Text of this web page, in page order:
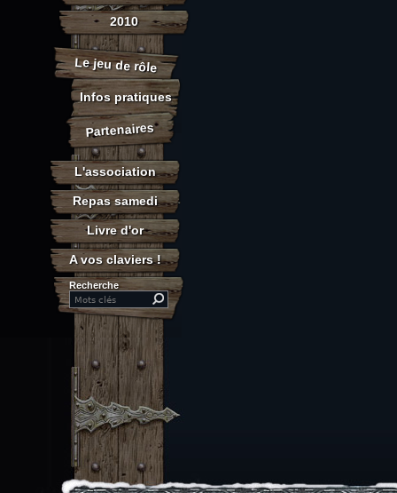
2010
Le jeu de rôle
Infos pratiques
Partenaires
L'association
Repas samedi
Livre d'or
A vos claviers !
Recherche
Search this site